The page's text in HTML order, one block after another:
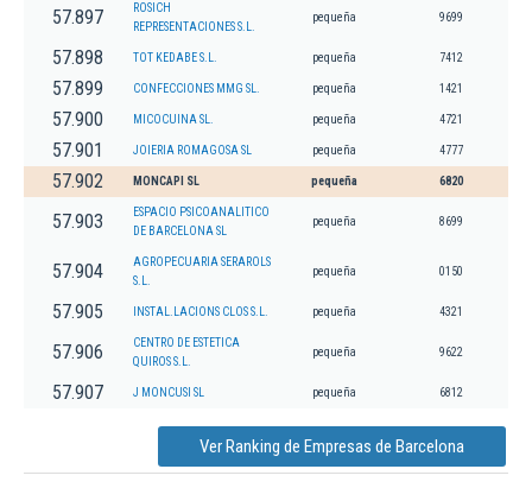
57.897
ROSICH
REPRESENTACIONES S.L.
pequeña 9699
57.898 TOT KEDABE S.L. pequeña 7412
57.899 CONFECCIONES MMG SL. pequeña 1421
57.900 MICOCUINA SL. pequeña 4721
57.901 JOIERIA ROMAGOSA SL pequeña 4777
57.902 MONCAPI SL pequeña 6820
57.903
ESPACIO PSICOANALITICO
DE BARCELONA SL
pequeña 8699
57.904
AGROPECUARIA SERAROLS
S.L.
pequeña 0150
57.905 INSTAL.LACIONS CLOS S.L. pequeña 4321
57.906
CENTRO DE ESTETICA
QUIROS S.L.
pequeña 9622
57.907 J MONCUSI SL pequeña 6812
Ver Ranking de Empresas de Barcelona